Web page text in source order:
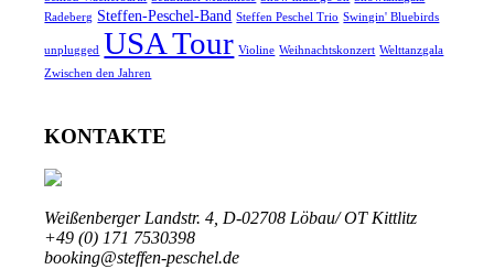
Radeberg Steffen-Peschel-Band Steffen Peschel Trio Swingin' Bluebirds
unplugged USA Tour Violine Weihnachtskonzert Welttanzgala
Zwischen den Jahren
KONTAKTE
Weißenberger Landstr. 4, D-02708 Löbau/ OT Kittlitz
+49 (0) 171 7530398
booking@steffen-peschel.de